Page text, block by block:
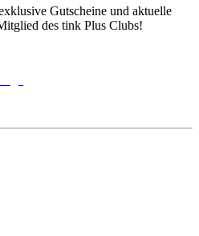
Gutscheine und aktuelle
des tink Plus Clubs!